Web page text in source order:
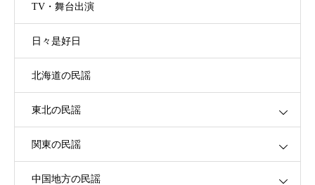
TV・舞台出演
日々是好日
北海道の民謡
東北の民謡
関東の民謡
中国地方の民謡